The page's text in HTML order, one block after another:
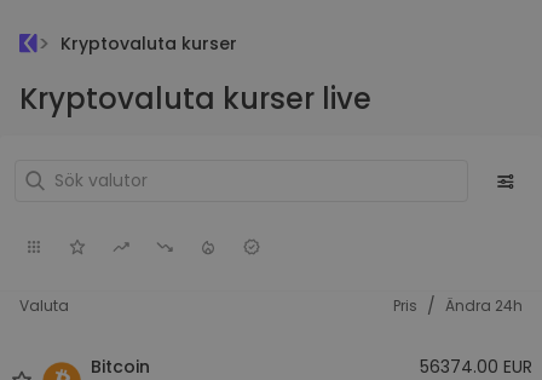
Kryptovaluta kurser
Kryptovaluta kurser live
Valuta Pris / Ändra 24h
Bitcoin
56374.00 EUR